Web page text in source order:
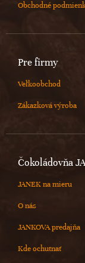
Obchodné
Pre firmy
Veľkoobchod
Zákazková výroba
Čokoládovňa
JANEK na mieru
O nás
JANKOVA predajňa
Kde ochutnať